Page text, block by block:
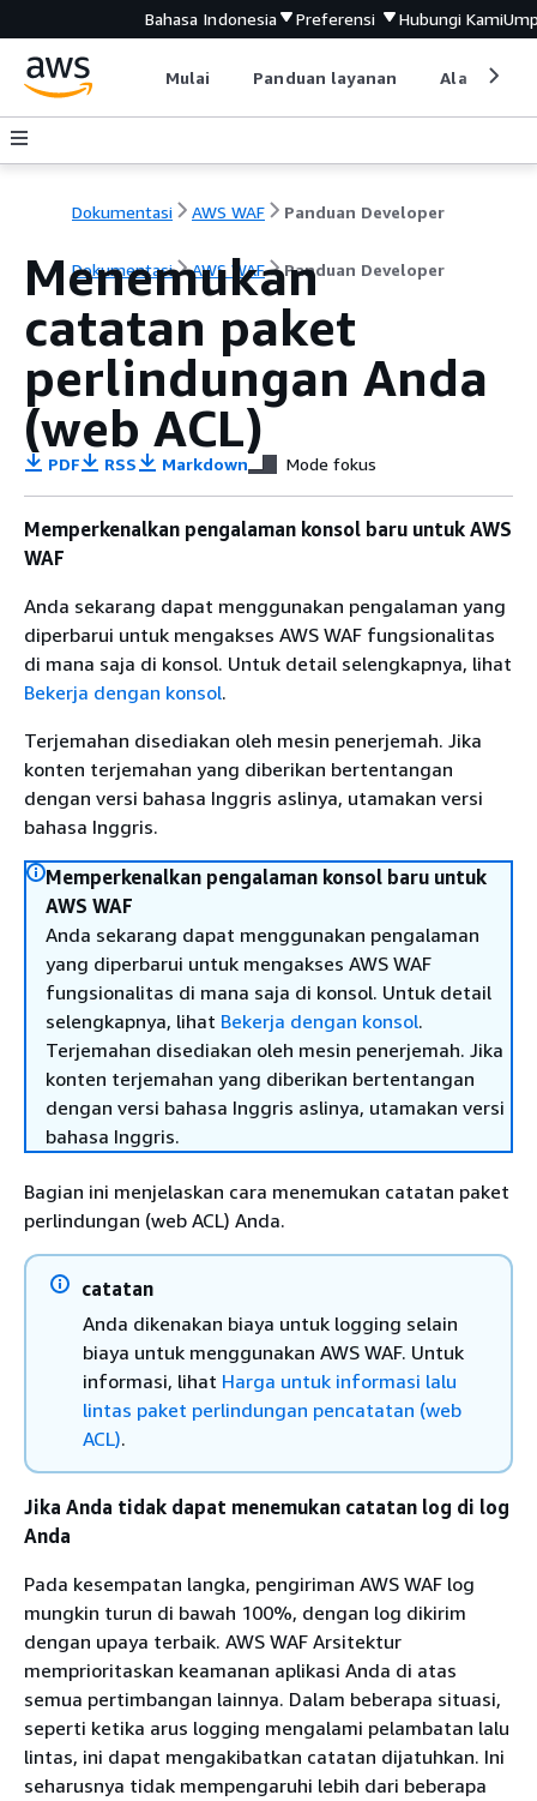
Bahasa Indonesia Preferensi Hubungi Kami
Mulai Panduan layanan Alat
Dokumentasi AWS WAF Panduan Developer
Dokumentasi AWS WAF Panduan Developer
Menemukan
catatan paket
perlindungan Anda
(web ACL)
PDF RSS Markdown Mode fokus
Memperkenalkan pengalaman konsol baru untuk AWS
WAF
Anda sekarang dapat menggunakan pengalaman yang
diperbarui untuk mengakses AWS WAF fungsionalitas
di mana saja di konsol. Untuk detail selengkapnya, lihat
Bekerja dengan konsol.
Terjemahan disediakan oleh mesin penerjemah. Jika
konten terjemahan yang diberikan bertentangan
dengan versi bahasa Inggris aslinya, utamakan versi
bahasa Inggris.
Memperkenalkan pengalaman konsol baru untuk
AWS WAF
Anda sekarang dapat menggunakan pengalaman
yang diperbarui untuk mengakses AWS WAF
fungsionalitas di mana saja di konsol. Untuk detail
selengkapnya, lihat Bekerja dengan konsol.
Terjemahan disediakan oleh mesin penerjemah. Jika
konten terjemahan yang diberikan bertentangan
dengan versi bahasa Inggris aslinya, utamakan versi
bahasa Inggris.
Bagian ini menjelaskan cara menemukan catatan paket
perlindungan (web ACL) Anda.
catatan
Anda dikenakan biaya untuk logging selain
biaya untuk menggunakan AWS WAF. Untuk
informasi, lihat Harga untuk informasi lalu
lintas paket perlindungan pencatatan (web
ACL).
Jika Anda tidak dapat menemukan catatan log di log
Anda
Pada kesempatan langka, pengiriman AWS WAF log
mungkin turun di bawah 100%, dengan log dikirim
dengan upaya terbaik. AWS WAF Arsitektur
memprioritaskan keamanan aplikasi Anda di atas
semua pertimbangan lainnya. Dalam beberapa situasi,
seperti ketika arus logging mengalami pelambatan lalu
lintas, ini dapat mengakibatkan catatan dijatuhkan. Ini
seharusnya tidak mempengaruhi lebih dari beberapa